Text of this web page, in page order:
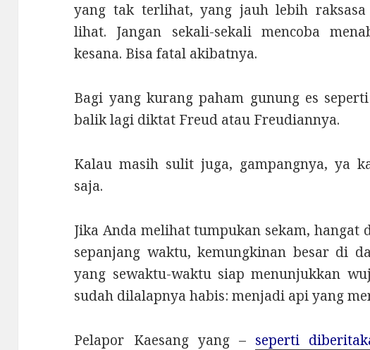
yang tak terlihat, yang jauh lebih
lihat. Jangan sekali-sekali mencoba
kesana. Bisa fatal akibatnya.
Bagi yang kurang paham gunung es
balik lagi diktat Freud atau Freudiannya.
Kalau masih sulit juga, gampangnya, ya
saja.
Jika Anda melihat tumpukan sekam, hangat
sepanjang waktu, kemungkinan besar di
yang sewaktu-waktu siap menunjukkan
sudah dilalapnya habis: menjadi api yang
Pelapor Kaesang yang – seperti